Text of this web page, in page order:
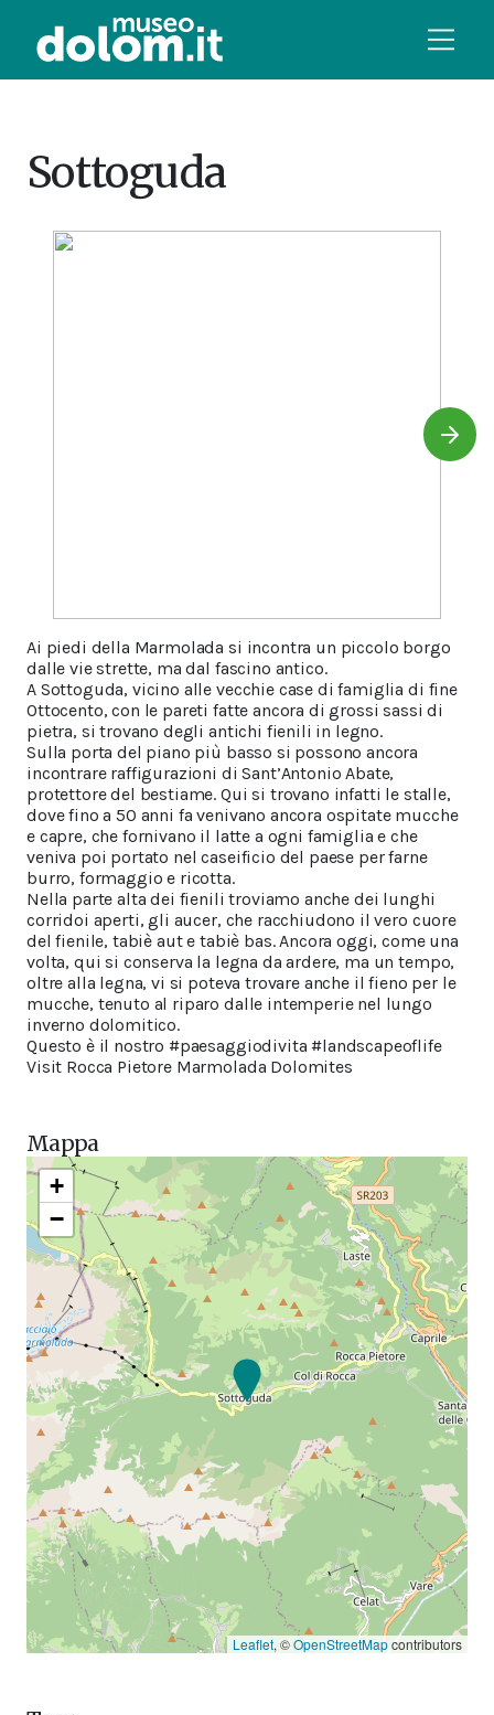
Sottoguda
Ai piedi della Marmolada si incontra un piccolo borgo
dalle vie strette, ma dal fascino antico.
A Sottoguda, vicino alle vecchie case di famiglia di fine
Ottocento, con le pareti fatte ancora di grossi sassi di
pietra, si trovano degli antichi fienili in legno.
Sulla porta del piano più basso si possono ancora
incontrare raffigurazioni di Sant’Antonio Abate,
protettore del bestiame. Qui si trovano infatti le stalle,
dove fino a 50 anni fa venivano ancora ospitate mucche
e capre, che fornivano il latte a ogni famiglia e che
veniva poi portato nel caseificio del paese per farne
burro, formaggio e ricotta.
Nella parte alta dei fienili troviamo anche dei lunghi
corridoi aperti, gli aucer, che racchiudono il vero cuore
del fienile, tabiè aut e tabiè bas. Ancora oggi, come una
volta, qui si conserva la legna da ardere, ma un tempo,
oltre alla legna, vi si poteva trovare anche il fieno per le
mucche, tenuto al riparo dalle intemperie nel lungo
inverno dolomitico.
Questo è il nostro #paesaggiodivita #landscapeoflife
Visit Rocca Pietore Marmolada Dolomites
Mappa
+
−
Leaflet, ©OpenStreetMapcontributors